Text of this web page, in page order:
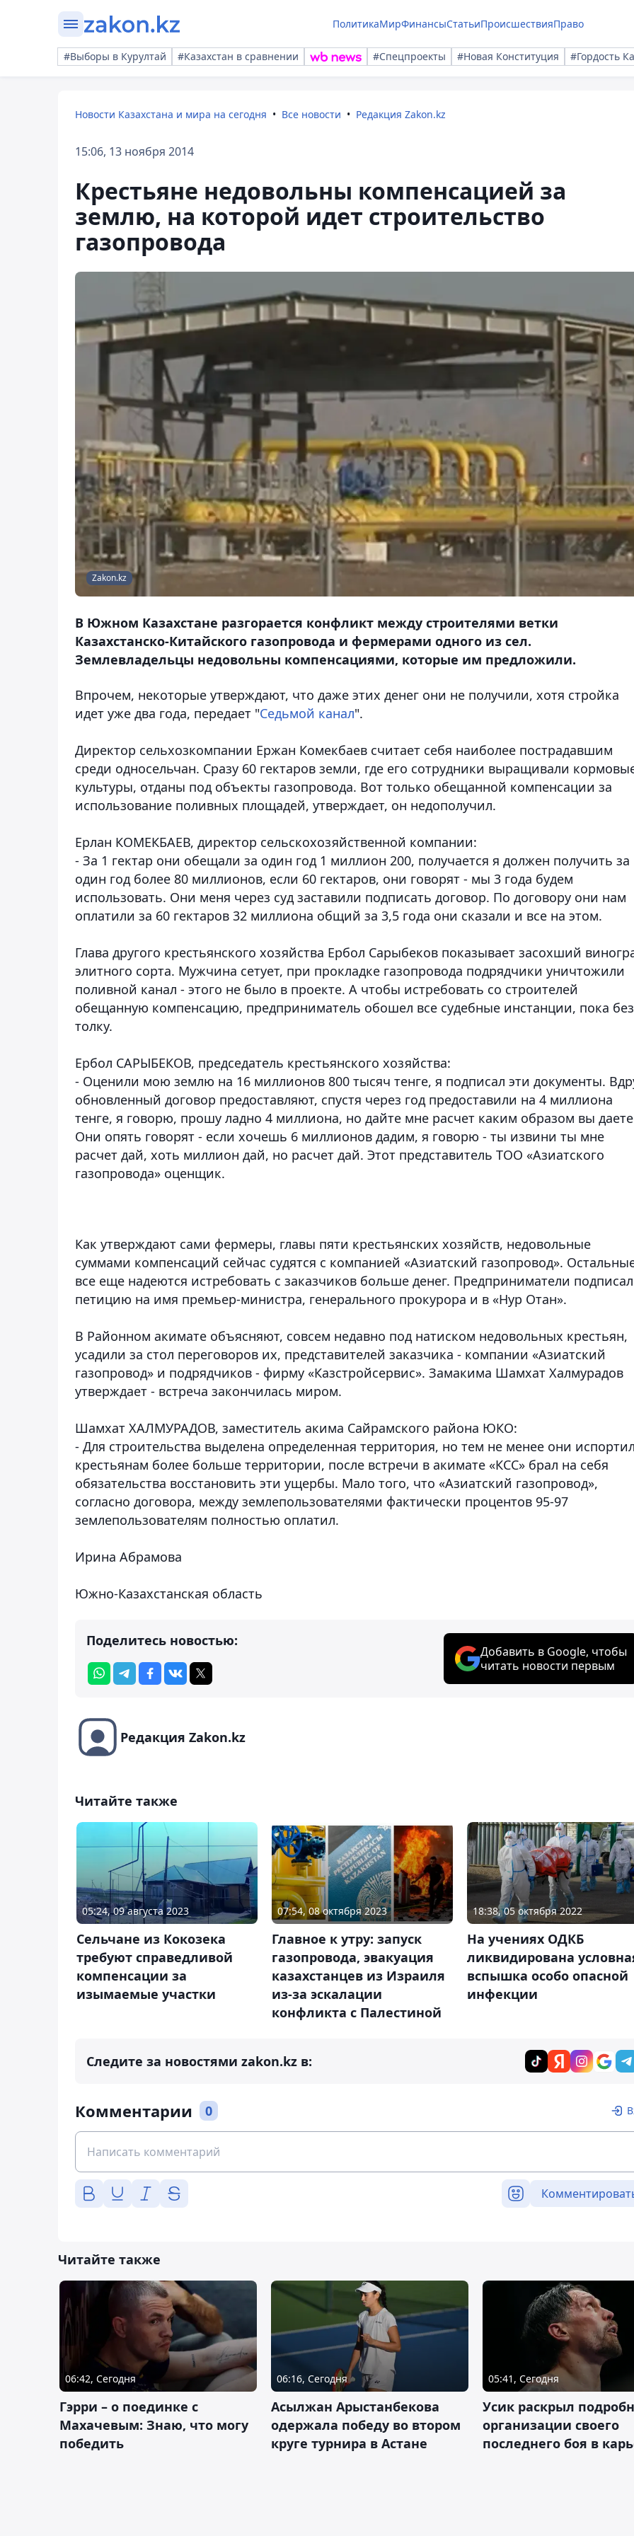
ПолитикаМирФинансыСтатьиПроисшествияПраво
#Выборы в Курултай #Казахстан в сравнении #Спецпроекты #Новая Конституция #Гордость
Новости Казахстана и мира на сегодня Все новости Редакция Zakon.kz
15:06, 13 ноября 2014
Крестьяне недовольны компенсацией за
землю, на которой идет строительство
газопровода
Zakon.kz
В Южном Казахстане разгорается конфликт между строителями ветки
Казахстанско-Китайского газопровода и фермерами одного из сел.
Землевладельцы недовольны компенсациями, которые им предложили.
Впрочем, некоторые утверждают, что даже этих денег они не получили, хотя стройка
идет уже два года, передает "Седьмой канал".
Директор сельхозкомпании Ержан Комекбаев считает себя наиболее пострадавшим
среди односельчан. Сразу 60 гектаров земли, где его сотрудники выращивали
культуры, отданы под объекты газопровода. Вот только обещанной компенсации за
использование поливных площадей, утверждает, он недополучил.
Ерлан КОМЕКБАЕВ, директор сельскохозяйственной компании:
- За 1 гектар они обещали за один год 1 миллион 200, получается я должен получить за
один год более 80 миллионов, если 60 гектаров, они говорят - мы 3 года будем
использовать. Они меня через суд заставили подписать договор. По договору они нам
оплатили за 60 гектаров 32 миллиона общий за 3,5 года они сказали и все на этом.
Глава другого крестьянского хозяйства Ербол Сарыбеков показывает засохший
элитного сорта. Мужчина сетует, при прокладке газопровода подрядчики уничтожили
поливной канал - этого не было в проекте. А чтобы истребовать со строителей
обещанную компенсацию, предприниматель обошел все судебные инстанции, пока без
толку.
Ербол САРЫБЕКОВ, председатель крестьянского хозяйства:
- Оценили мою землю на 16 миллионов 800 тысяч тенге, я подписал эти документы.
обновленный договор предоставляют, спустя через год предоставили на 4 миллиона
тенге, я говорю, прошу ладно 4 миллиона, но дайте мне расчет каким образом вы
Они опять говорят - если хочешь 6 миллионов дадим, я говорю - ты извини ты мне
расчет дай, хоть миллион дай, но расчет дай. Этот представитель ТОО «Азиатского
газопровода» оценщик.
Как утверждают сами фермеры, главы пяти крестьянских хозяйств, недовольные
суммами компенсаций сейчас судятся с компанией «Азиатский газопровод».
все еще надеются истребовать с заказчиков больше денег. Предприниматели
петицию на имя премьер-министра, генерального прокурора и в «Нур Отан».
В Районном акимате объясняют, совсем недавно под натиском недовольных крестьян,
усадили за стол переговоров их, представителей заказчика - компании «Азиатский
газопровод» и подрядчиков - фирму «Казстройсервис». Замакима Шамхат Халмурадов
утверждает - встреча закончилась миром.
Шамхат ХАЛМУРАДОВ, заместитель акима Сайрамского района ЮКО:
- Для строительства выделена определенная территория, но тем не менее они
крестьянам более больше территории, после встречи в акимате «КСС» брал на себя
обязательства восстановить эти ущербы. Мало того, что «Азиатский газопровод»,
согласно договора, между землепользователями фактически процентов 95-97
землепользователям полностью оплатил.
Ирина Абрамова
Южно-Казахстанская область
Поделитесь новостью:
Добавить в Google, чтобы
читать новости первым
Редакция Zakon.kz
Читайте также
05:24, 09 августа 2023
Cельчане из Кокозека
требуют справедливой
компенсации за
изымаемые участки
07:54, 08 октября 2023
Главное к утру: запуск
газопровода, эвакуация
казахстанцев из Израиля
из-за эскалации
конфликта с Палестиной
18:38, 05 октября 2022
На учениях ОДКБ
ликвидирована
вспышка особо опасной
инфекции
Следите за новостями zakon.kz в:
Комментарии 0
Читайте также
06:42, Сегодня
Гэрри – о поединке с
Махачевым: Знаю, что могу
победить
06:16, Сегодня
Асылжан Арыстанбекова
одержала победу во втором
круге турнира в Астане
05:41, Сегодня
Усик раскрыл
организации своего
последнего боя в